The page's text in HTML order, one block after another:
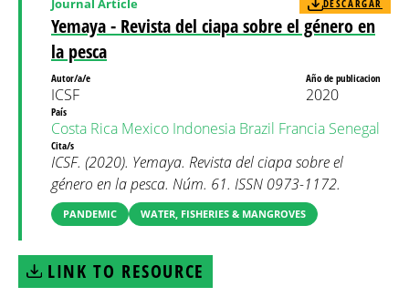
Yemaya - Revista del ciapa sobre el género en
la pesca
DESCARGAR
Autor/a/e
ICSF
Año de publicacion
2020
País
Costa Rica Mexico Indonesia Brazil Francia Senegal
Cita/s
ICSF. (2020). Yemaya. Revista del ciapa sobre el
género en la pesca. Núm. 61. ISSN 0973-1172.
PANDEMIC WATER, FISHERIES & MANGROVES
LINK TO RESOURCE